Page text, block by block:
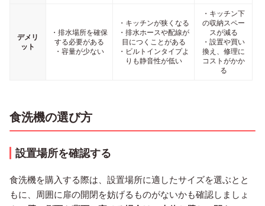
デメリ
ット
・排水場所を確保
する必要がある
・容量が少ない
・キッチンが狭くなる
・排水ホースや配線が
目につくことがある
・ビルトインタイプよ
りも静音性が低い
・キッチン下
の収納スペー
スが減る
・設置や買い
換え、修理に
コストがかか
る
食洗機の選び方
設置場所を確認する
食洗機を購入する際は、設置場所に適したサイズを選ぶとと
もに、周囲に扉の開閉を妨げるものがないかも確認しましょ